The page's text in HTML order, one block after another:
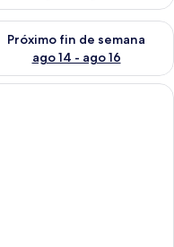
de semana ago 7 -
Próximo fin de semana
ago 14 - ago 16
la disponibilidad
individual con cama de